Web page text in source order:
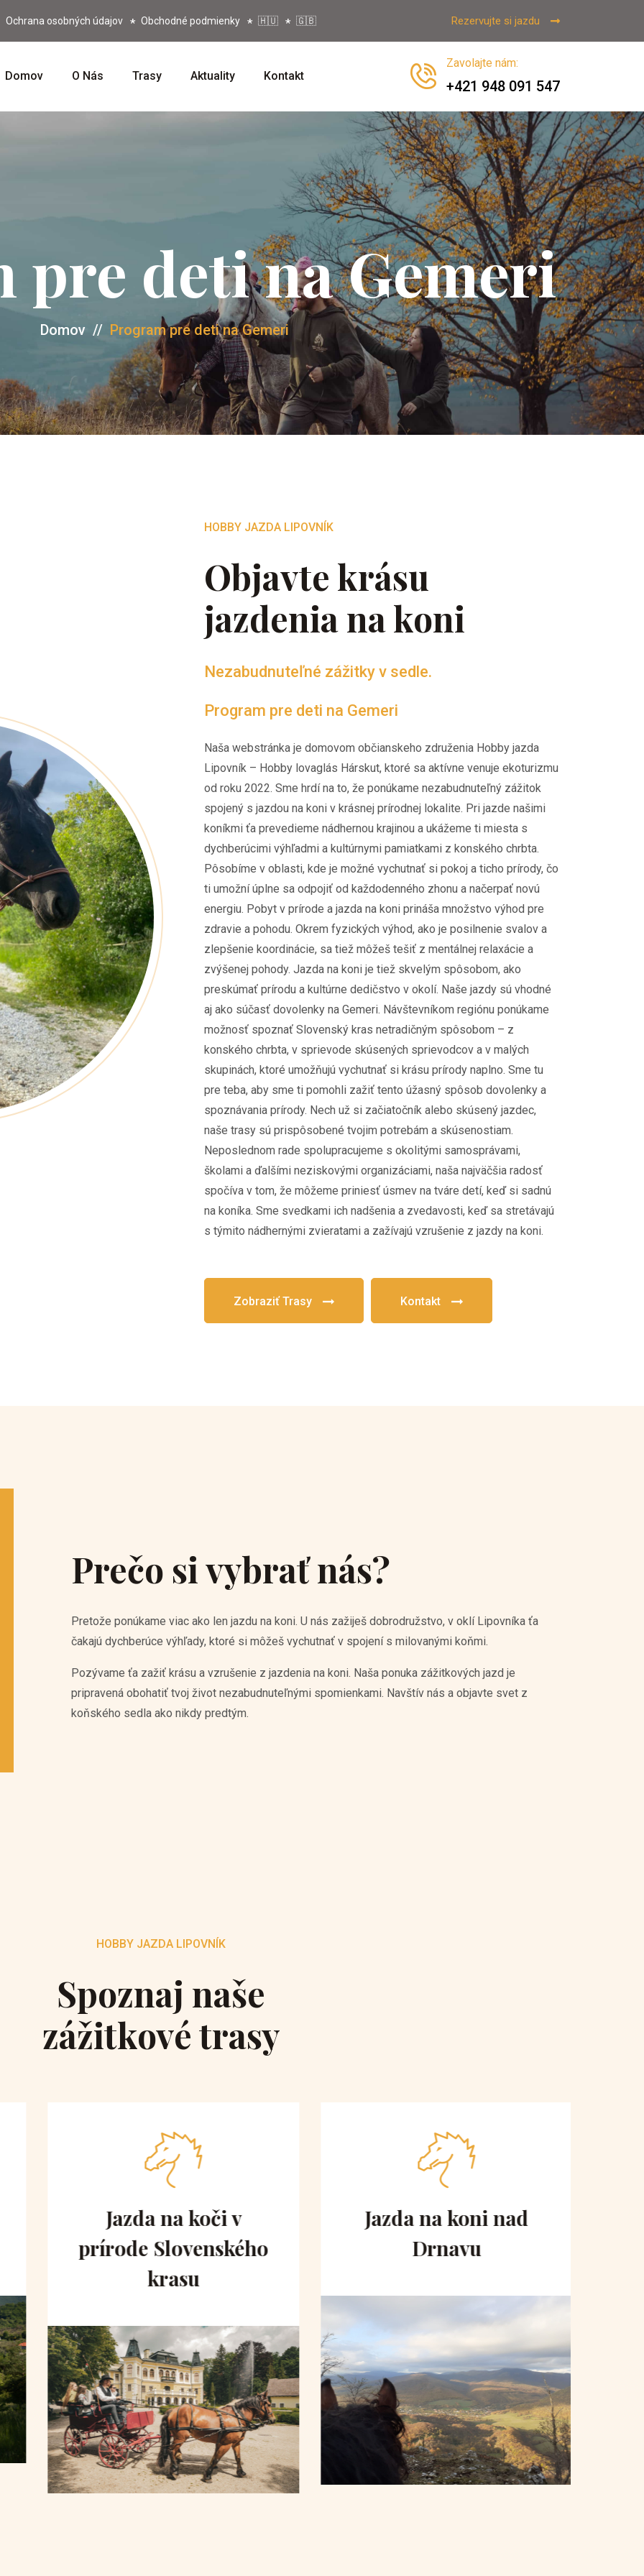
Ochrana osobných údajov Obchodné podmienky 🇭🇺 🇬🇧 Rezervujte si jazdu
Domov O Nás Trasy Aktuality Kontakt
Zavolajte nám:
+421 948 091 547
pre deti na Gemeri
Domov // Program pre deti na Gemeri
HOBBY JAZDA LIPOVNÍK
Objavte krásu
jazdenia na koni
Nezabudnuteľné zážitky v sedle.
Program pre deti na Gemeri
Naša webstránka je domovom občianskeho združenia Hobby jazda
Lipovník – Hobby lovaglás Hárskut, ktoré sa aktívne venuje ekoturizmu
od roku 2022. Sme hrdí na to, že ponúkame nezabudnuteľný zážitok
spojený s jazdou na koni v krásnej prírodnej lokalite. Pri jazde našimi
koníkmi ťa prevedieme nádhernou krajinou a ukážeme ti miesta s
dychberúcimi výhľadmi a kultúrnymi pamiatkami z konského chrbta.
Pôsobíme v oblasti, kde je možné vychutnať si pokoj a ticho prírody, čo
ti umožní úplne sa odpojiť od každodenného zhonu a načerpať novú
energiu. Pobyt v prírode a jazda na koni prináša množstvo výhod pre
zdravie a pohodu. Okrem fyzických výhod, ako je posilnenie svalov a
zlepšenie koordinácie, sa tiež môžeš tešiť z mentálnej relaxácie a
zvýšenej pohody. Jazda na koni je tiež skvelým spôsobom, ako
preskúmať prírodu a kultúrne dedičstvo v okolí. Naše jazdy sú vhodné
aj ako súčasť dovolenky na Gemeri. Návštevníkom regiónu ponúkame
možnosť spoznať Slovenský kras netradičným spôsobom – z
konského chrbta, v sprievode skúsených sprievodcov a v malých
skupinách, ktoré umožňujú vychutnať si krásu prírody naplno. Sme tu
pre teba, aby sme ti pomohli zažiť tento úžasný spôsob dovolenky a
spoznávania prírody. Nech už si začiatočník alebo skúsený jazdec,
naše trasy sú prispôsobené tvojim potrebám a skúsenostiam.
Neposlednom rade spolupracujeme s okolitými samosprávami,
školami a ďalšími neziskovými organizáciami, naša najväčšia radosť
spočíva v tom, že môžeme priniesť úsmev na tváre detí, keď si sadnú
na koníka. Sme svedkami ich nadšenia a zvedavosti, keď sa stretávajú
s týmito nádhernými zvieratami a zažívajú vzrušenie z jazdy na koni.
Zobraziť Trasy Kontakt
Prečo si vybrať nás?
Pretože ponúkame viac ako len jazdu na koni. U nás zažiješ dobrodružstvo, v oklí Lipovníka ťa
čakajú dychberúce výhľady, ktoré si môžeš vychutnať v spojení s milovanými koňmi.
Pozývame ťa zažiť krásu a vzrušenie z jazdenia na koni. Naša ponuka zážitkových jazd je
pripravená obohatiť tvoj život nezabudnuteľnými spomienkami. Navštív nás a objavte svet z
koňského sedla ako nikdy predtým.
HOBBY JAZDA LIPOVNÍK
Spoznaj naše
zážitkové trasy
Jazda na koči v
prírode Slovenského
krasu
Jazda na koni nad
Drnavu